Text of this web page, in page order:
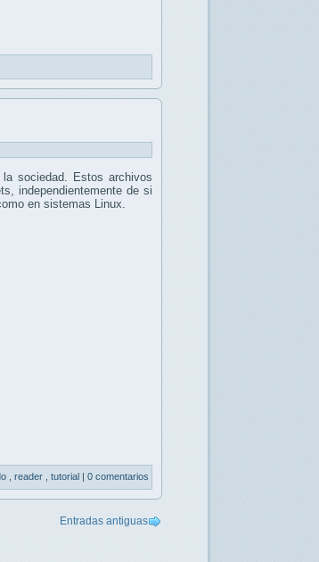
sociedad. Estos archivos
independientemente de si
en sistemas Linux.
reader tutorial | 0 comentarios
Entradas antiguas